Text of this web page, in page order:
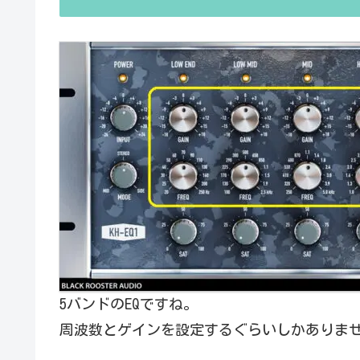
5バンドのEQですね。
周波数とゲインを設定するぐらいしかありま